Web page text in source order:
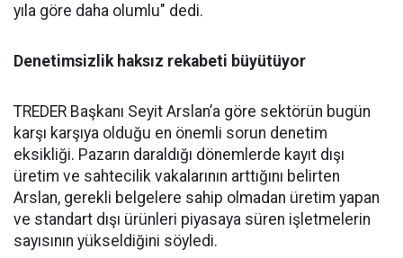
yıla göre daha olumlu" dedi.
Denetimsizlik haksız rekabeti büyütüyor
TREDER Başkanı Seyit Arslan’a göre sektörün bugün
karşı karşıya olduğu en önemli sorun denetim
eksikliği. Pazarın daraldığı dönemlerde kayıt dışı
üretim ve sahtecilik vakalarının arttığını belirten
Arslan, gerekli belgelere sahip olmadan üretim yapan
ve standart dışı ürünleri piyasaya süren işletmelerin
sayısının yükseldiğini söyledi.